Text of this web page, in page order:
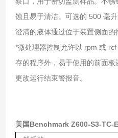
蚀且易于清洁。可选的 500 毫
澄清的液体通过位于装置侧面的
*微处理器控制允许以 rpm 或
存的程序外，易于使用的前面
更改运行结束警报音。
美国Benchmark Z600-S3-TC-